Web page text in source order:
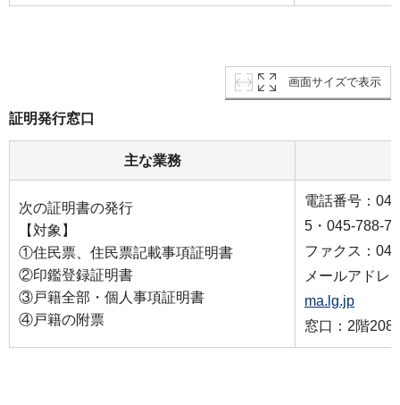
画面サイズで表示
証明発行窓口
主な業務
次の証明書の発行
【対象】
①住民票、住民票記載事項証明書
②印鑑登録証明書
③戸籍全部・個人事項証明書
④戸籍の附票
電話番号：
5・045-788-
ファクス：
メールアドレ
ma.lg.jp
窓口：2階208